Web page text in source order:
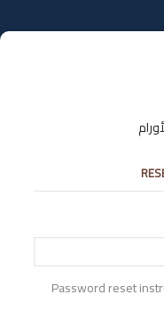
Password reset